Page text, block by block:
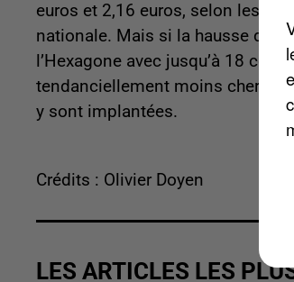
euros et 2,16 euros, selon les
nationale. Mais si la hausse des
l’Hexagone avec jusqu’à 18
tendanciellement moins cher
y sont implantées.
Crédits : Olivier Doyen
LES ARTICLES LES